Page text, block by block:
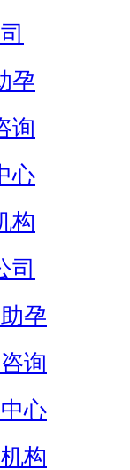
孕
询
心
构
司
孕
询
心
构